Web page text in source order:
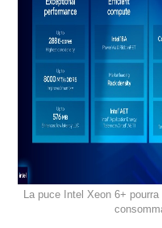
La puce Intel Xeon 6+